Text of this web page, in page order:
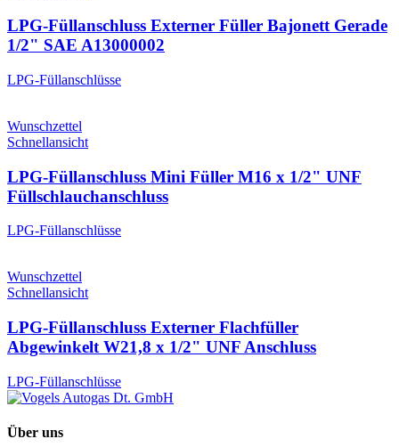
LPG-Füllanschluss Externer Füller Bajonett Gerade
1/2" SAE A13000002
LPG-Füllanschlüsse
Wunschzettel
Schnellansicht
LPG-Füllanschluss Mini Füller M16 x 1/2" UNF
Füllschlauchanschluss
LPG-Füllanschlüsse
Wunschzettel
Schnellansicht
LPG-Füllanschluss Externer Flachfüller
Abgewinkelt W21,8 x 1/2" UNF Anschluss
LPG-Füllanschlüsse
Über uns